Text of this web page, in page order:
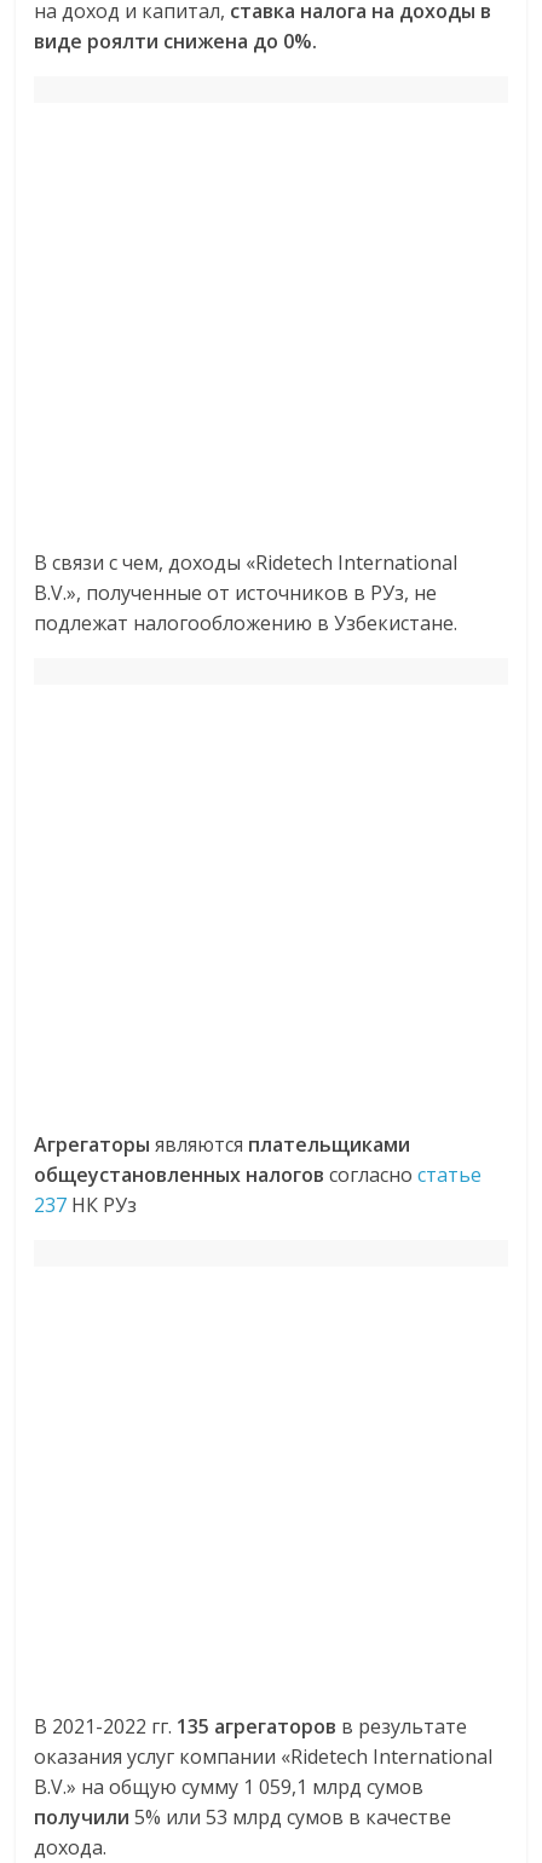
на доход и капитал, ставка налога на доходы в
виде роялти снижена до 0%.
В связи с чем, доходы «Ridetech International
B.V.», полученные от источников в РУз, не
подлежат налогообложению в Узбекистане.
Агрегаторы являются плательщиками
общеустановленных налогов согласно статье
237 НК РУз
В 2021-2022 гг. 135 агрегаторов в результате
оказания услуг компании «Ridetech International
B.V.» на общую сумму 1 059,1 млрд сумов
получили 5% или 53 млрд сумов в качестве
дохода.